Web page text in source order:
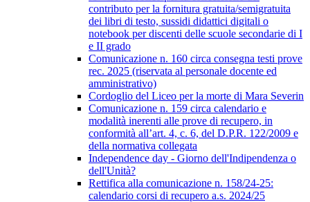
contributo per la fornitura gratuita/semigratuita
dei libri di testo, sussidi didattici digitali o
notebook per discenti delle scuole secondarie di I
e II grado
Comunicazione n. 160 circa consegna testi prove
rec. 2025 (riservata al personale docente ed
amministrativo)
Cordoglio del Liceo per la morte di Mara Severin
Comunicazione n. 159 circa calendario e
modalità inerenti alle prove di recupero, in
conformità all’art. 4, c. 6, del D.P.R. 122/2009 e
della normativa collegata
Independence day - Giorno dell'Indipendenza o
dell'Unità?
Rettifica alla comunicazione n. 158/24-25:
calendario corsi di recupero a.s. 2024/25